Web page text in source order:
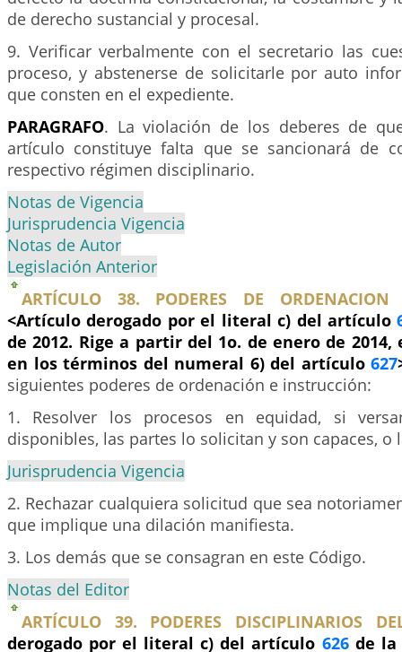
de derecho sustancial y procesal.
9. Verificar verbalmente con el secretario las
proceso, y abstenerse de solicitarle por auto
que consten en el expediente.
PARAGRAFO. La violación de los deberes de
artículo constituye falta que se sancionará de
respectivo régimen disciplinario.
Notas de Vigencia
Jurisprudencia Vigencia
Notas de Autor
Legislación Anterior
ARTÍCULO 38. PODERES DE ORDENACION
<Artículo derogado por el literal c) del artículo
de 2012. Rige a partir del 1o. de enero de
en los términos del numeral 6) del artículo 627
siguientes poderes de ordenación e instrucción:
1. Resolver los procesos en equidad, si
disponibles, las partes lo solicitan y son capaces, o
Jurisprudencia Vigencia
2. Rechazar cualquiera solicitud que sea
que implique una dilación manifiesta.
3. Los demás que se consagran en este Código.
Notas del Editor
ARTÍCULO 39. PODERES DISCIPLINARIOS
derogado por el literal c) del artículo 626de la